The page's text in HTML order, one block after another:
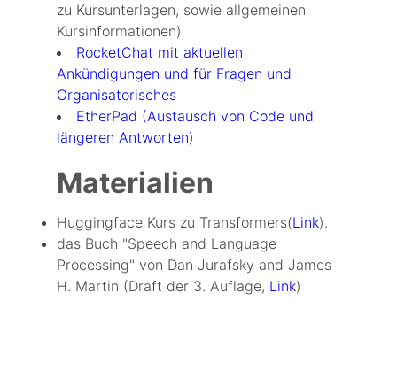
zu Kursunterlagen, sowie allgemeinen
Kursinformationen)
RocketChat mit aktuellen
Ankündigungen und für Fragen und
Organisatorisches
EtherPad (Austausch von Code und
längeren Antworten)
Materialien
Huggingface Kurs zu Transformers(Link).
das Buch "Speech and Language
Processing" von Dan Jurafsky and James
H. Martin (Draft der 3. Auflage, Link)